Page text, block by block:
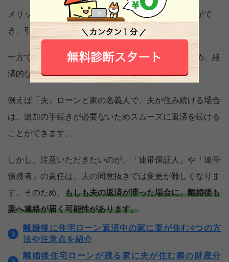
メリットとしては、住み慣れた家に住み続けることがで
き、引っ越しの手間が省けます。
一方で、住宅ローンの返済が長期間にわたり続くため、経
済的な負担が大きくなる可能性があります。
例えば「夫」ローンと家の名義人で、夫が住み続ける場合
は、追加の手続きが必要ないためスムーズに返済を続ける
ことができます。
しかし、注意いただきたいのが、「連帯保証人」や「連帯
債務者」の責任は、夫の同意抜きでは変更が難しくなりま
す。そのため、 もしも夫の返済が滞った場合に、離婚後も
妻へ連絡が届く可能性があります。
離婚後に住宅ローン返済中の家に妻が住む4つの方
法や注意点を紹介
離婚後住宅ローンが残る家に夫が住む際の財産分